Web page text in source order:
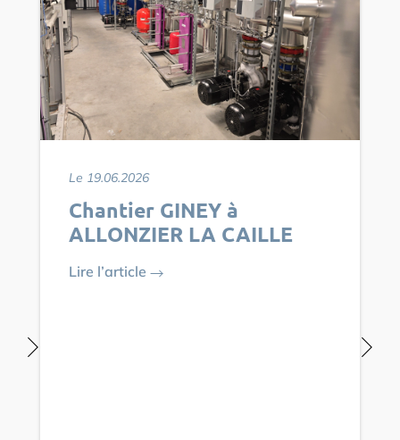
Le 19.06.2026
Chantier GINEY à
ALLONZIER LA CAILLE
Lire l’article